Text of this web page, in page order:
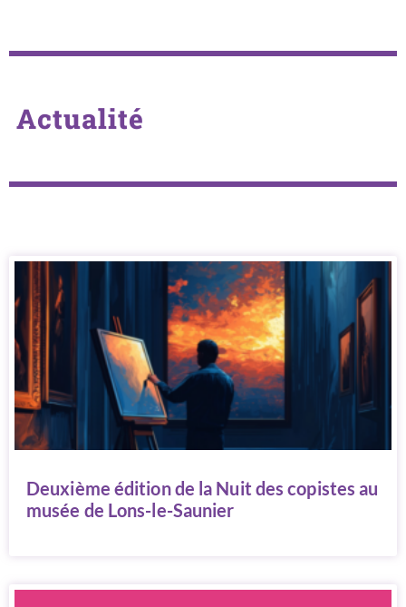
Actualité
Deuxième édition de la Nuit des copistes au
musée de Lons-le-Saunier